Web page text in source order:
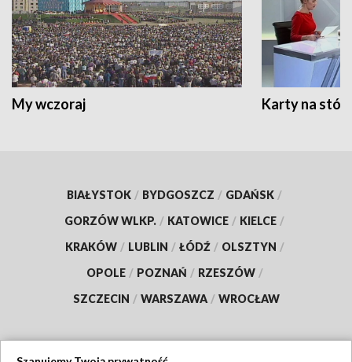
My wczoraj Karty na
BIAŁYSTOK / BYDGOSZCZ / GDAŃSK /
GORZÓW WLKP. / KATOWICE / KIELCE /
KRAKÓW / LUBLIN / ŁÓDŹ / OLSZTYN /
OPOLE / POZNAŃ / RZESZÓW /
SZCZECIN / WARSZAWA / WROCŁAW